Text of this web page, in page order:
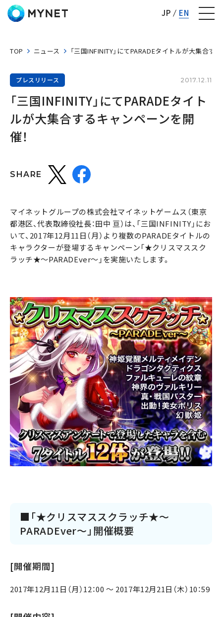
JP EN
TOP ニュース 「三国INFINITY」にてPARADEタイトルが大集合す
プレスリリース 2017.12.11
「三国INFINITY」にてPARADEタイト
ルが大集合するキャンペーンを開
催！
SHARE
マイネットグループの株式会社マイネットゲームス（東京
都港区、代表取締役社長：田中 亘）は、「三国INFINITY」にお
いて、2017年12月11日（月）より複数のPARADEタイトルの
キャラクターが登場するキャンペーン「★クリスマススク
ラッチ★～PARADEver～」を実施いたします。
■「★クリスマススクラッチ★～
PARADEver～」開催概要
[開催期間]
2017年12月11日（月）12：00 ～ 2017年12月21日（木）10：59